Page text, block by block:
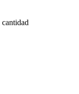
cantidad